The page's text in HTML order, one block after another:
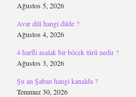
Ağustos 5, 2026
Avar dili hangi dilde ?
Ağustos 4, 2026
4 harfli asalak bir böcek türü nedir ?
Ağustos 3, 2026
Şu an Şaban hangi kanalda ?
Temmuz 30, 2026